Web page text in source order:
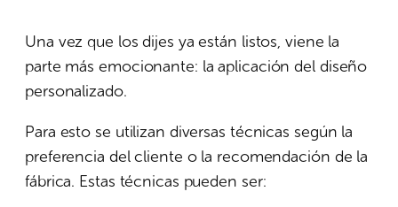
Una vez que los dijes ya están listos, viene la
parte más emocionante: la aplicación del diseño
personalizado.
Para esto se utilizan diversas técnicas según la
preferencia del cliente o la recomendación de la
fábrica. Estas técnicas pueden ser: